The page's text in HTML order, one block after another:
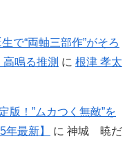
で“両軸三部作”がそろ
鳴る推測 に 根津 孝太
版！”ムカつく無敵”を
最新】
に 神城 暁だ